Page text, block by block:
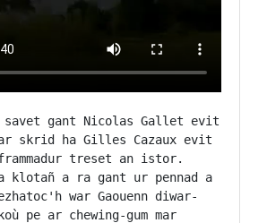
gant Nicolas Gallet evit
skrid ha Gilles Cazaux evit
treset an istor.
klotañ a ra gant ur pennad a
war Gaouenn diwar-
pe ar chewing-gum mar